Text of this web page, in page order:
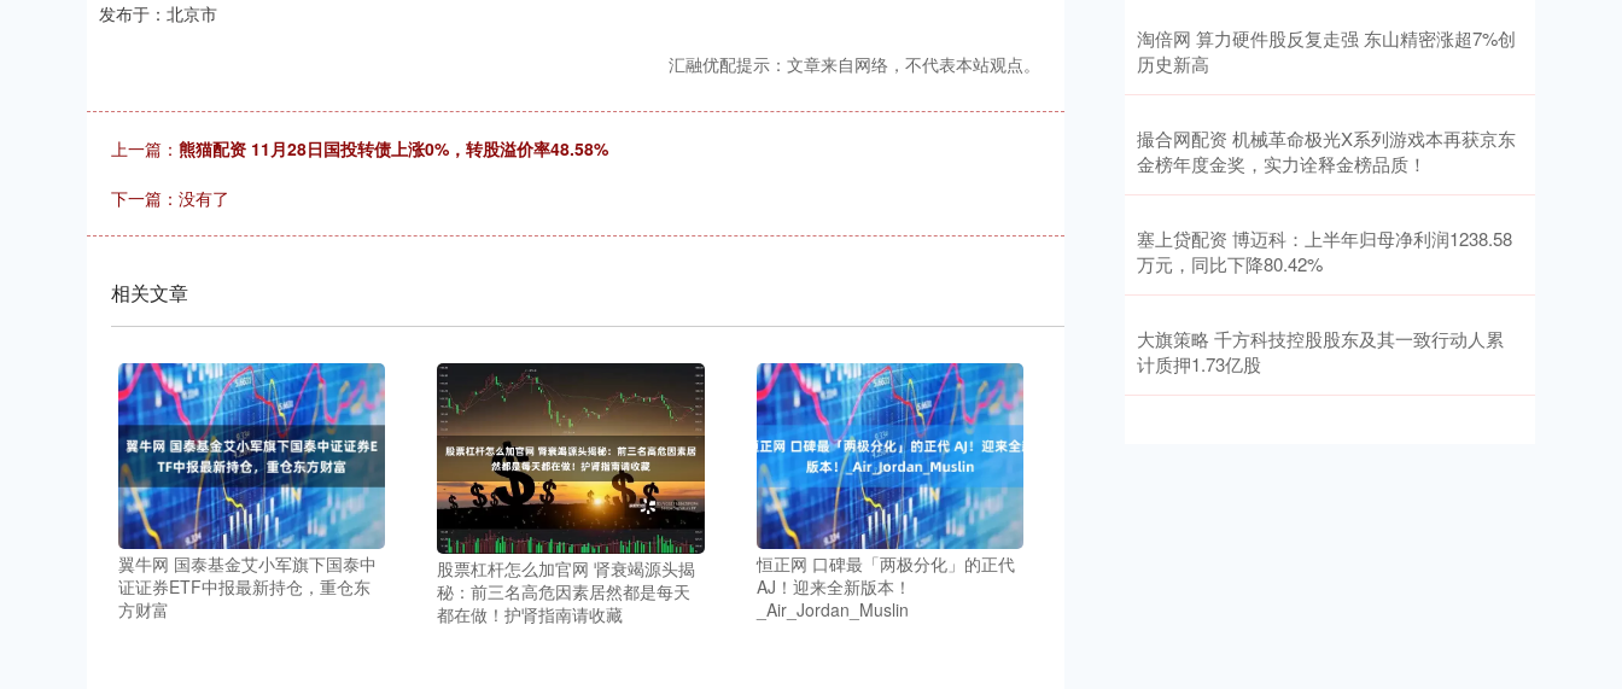
发布于：北京市
汇融优配提示：文章来自网络，不代表本站观点。
上一篇： 熊猫配资 11月28日国投转债上涨0%，转股溢价率48.58%
下一篇：没有了
相关文章
翼牛网 国泰基金艾小军旗下国泰中
证证券ETF中报最新持仓，重仓东
方财富
股票杠杆怎么加官网 肾衰竭源头揭
秘：前三名高危因素居然都是每天
都在做！护肾指南请收藏
恒正网 口碑最「两极分化」的正代
AJ！迎来全新版本！
_Air_Jordan_Muslin
淘倍网 算力硬件股反复走强 东山精密涨超7%创
历史新高
撮合网配资 机械革命极光X系列游戏本再获京东
金榜年度金奖，实力诠释金榜品质！
塞上贷配资 博迈科：上半年归母净利润1238.58
万元，同比下降80.42%
大旗策略 千方科技控股股东及其一致行动人累
计质押1.73亿股